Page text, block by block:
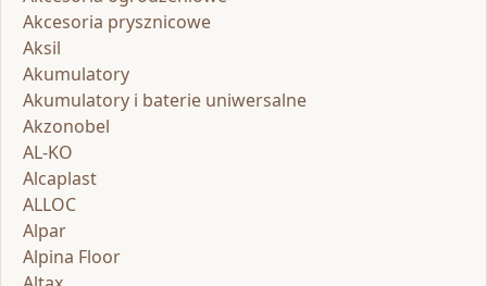
Akcesoria prysznicowe
Aksil
Akumulatory
Akumulatory i baterie uniwersalne
Akzonobel
AL-KO
Alcaplast
ALLOC
Alpar
Alpina Floor